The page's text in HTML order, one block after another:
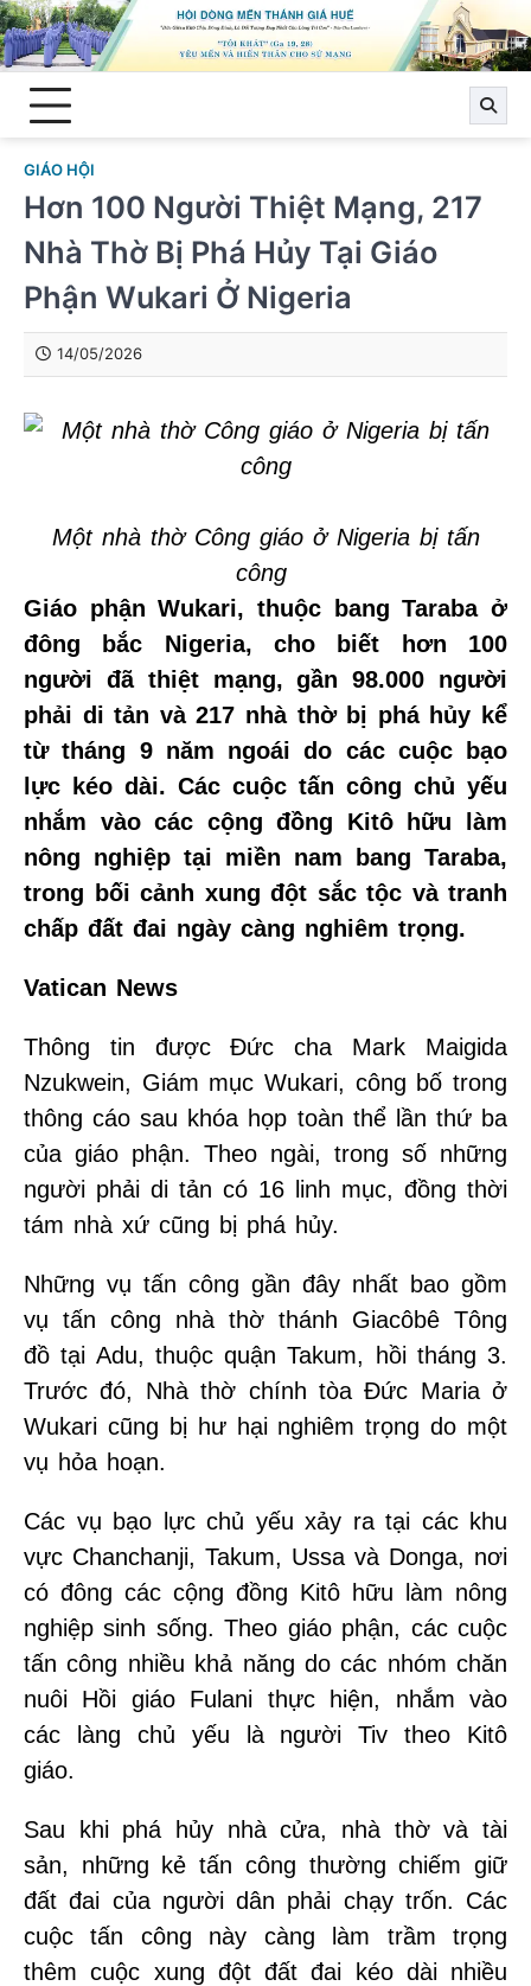
Skip
to
content
GIÁO HỘI
Hơn 100 Người Thiệt Mạng, 217
Nhà Thờ Bị Phá Hủy Tại Giáo
Phận Wukari Ở Nigeria
14/05/2026
Một nhà thờ Công giáo ở Nigeria bị tấn
công
Giáo phận Wukari, thuộc bang Taraba ở
đông bắc Nigeria, cho biết hơn 100
người đã thiệt mạng, gần 98.000 người
phải di tản và 217 nhà thờ bị phá hủy kể
từ tháng 9 năm ngoái do các cuộc bạo
lực kéo dài. Các cuộc tấn công chủ yếu
nhắm vào các cộng đồng Kitô hữu làm
nông nghiệp tại miền nam bang Taraba,
trong bối cảnh xung đột sắc tộc và tranh
chấp đất đai ngày càng nghiêm trọng.
Vatican News
Thông tin được Đức cha Mark Maigida
Nzukwein, Giám mục Wukari, công bố trong
thông cáo sau khóa họp toàn thể lần thứ ba
của giáo phận. Theo ngài, trong số những
người phải di tản có 16 linh mục, đồng thời
tám nhà xứ cũng bị phá hủy.
Những vụ tấn công gần đây nhất bao gồm
vụ tấn công nhà thờ thánh Giacôbê Tông
đồ tại Adu, thuộc quận Takum, hồi tháng 3.
Trước đó, Nhà thờ chính tòa Đức Maria ở
Wukari cũng bị hư hại nghiêm trọng do một
vụ hỏa hoạn.
Các vụ bạo lực chủ yếu xảy ra tại các khu
vực Chanchanji, Takum, Ussa và Donga, nơi
có đông các cộng đồng Kitô hữu làm nông
nghiệp sinh sống. Theo giáo phận, các cuộc
tấn công nhiều khả năng do các nhóm chăn
nuôi Hồi giáo Fulani thực hiện, nhắm vào
các làng chủ yếu là người Tiv theo Kitô
giáo.
Sau khi phá hủy nhà cửa, nhà thờ và tài
sản, những kẻ tấn công thường chiếm giữ
đất đai của người dân phải chạy trốn. Các
cuộc tấn công này càng làm trầm trọng
thêm cuộc xung đột đất đai kéo dài nhiều